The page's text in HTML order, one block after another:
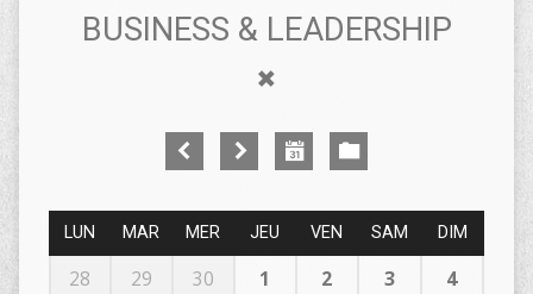
BUSINESS & LEADERSHIP
LUN MAR MER JEU VEN SAM DIM
28 29 30 1 2 3
4